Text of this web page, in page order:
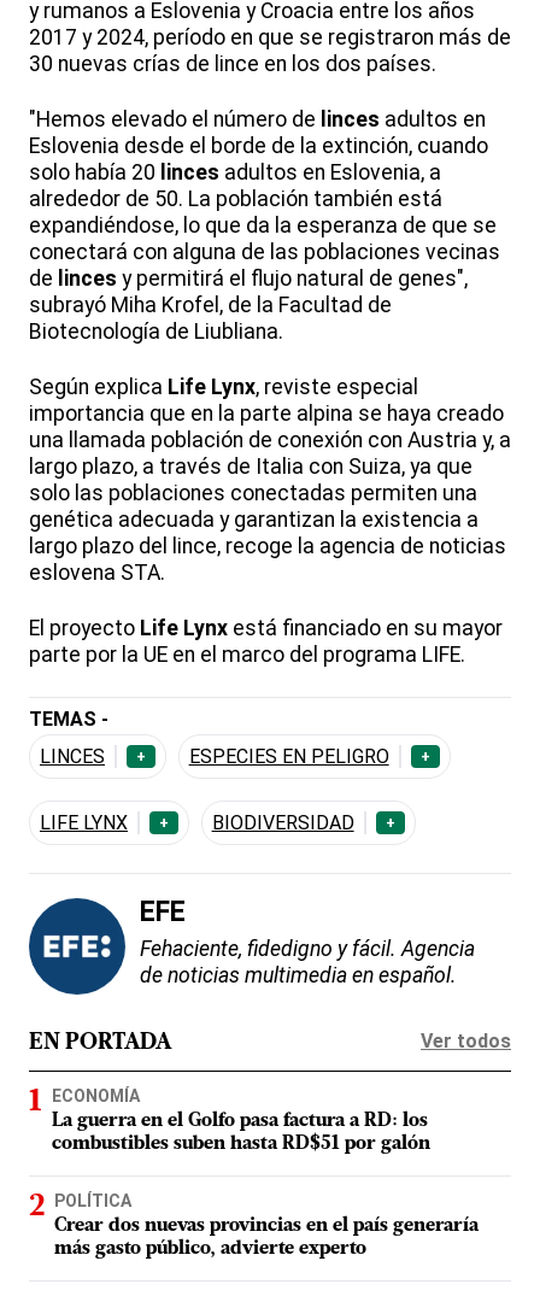
y rumanos a Eslovenia y Croacia entre los años
2017 y 2024, período en que se registraron más de
30 nuevas crías de lince en los dos países.
"Hemos elevado el número de linces adultos en
Eslovenia desde el borde de la extinción, cuando
solo había 20 linces adultos en Eslovenia, a
alrededor de 50. La población también está
expandiéndose, lo que da la esperanza de que se
conectará con alguna de las poblaciones vecinas
de linces y permitirá el flujo natural de genes",
subrayó Miha Krofel, de la Facultad de
Biotecnología de Liubliana.
Según explica Life Lynx, reviste especial
importancia que en la parte alpina se haya creado
una llamada población de conexión con Austria y, a
largo plazo, a través de Italia con Suiza, ya que
solo las poblaciones conectadas permiten una
genética adecuada y garantizan la existencia a
largo plazo del lince, recoge la agencia de noticias
eslovena STA.
El proyecto Life Lynx está financiado en su mayor
parte por la UE en el marco del programa LIFE.
TEMAS -
LINCES
+ ESPECIES EN PELIGRO +
LIFE LYNX + BIODIVERSIDAD +
EFE
Fehaciente, fidedigno y fácil. Agencia
de noticias multimedia en español.
EN PORTADA Ver todos
ECONOMÍA
La guerra en el Golfo pasa factura a RD: los
combustibles suben hasta RD$51 por galón
POLÍTICA
Crear dos nuevas provincias en el país generaría
más gasto público, advierte experto